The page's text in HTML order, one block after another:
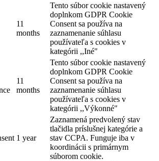
11
months
Tento súbor cookie nastavený
doplnkom GDPR Cookie
Consent sa používa na
zaznamenanie súhlasu
používateľa s cookies v
kategórii ,,Iné"
11
months
Tento súbor cookie nastavený
doplnkom GDPR Cookie
Consent sa používa na
zaznamenanie súhlasu
používateľa s cookies v
kategórii ,,Výkonné"
1 year
Zaznamená predvolený stav
tlačidla príslušnej kategórie a
stav CCPA. Funguje iba v
koordinácii s primárnym
súborom cookie.